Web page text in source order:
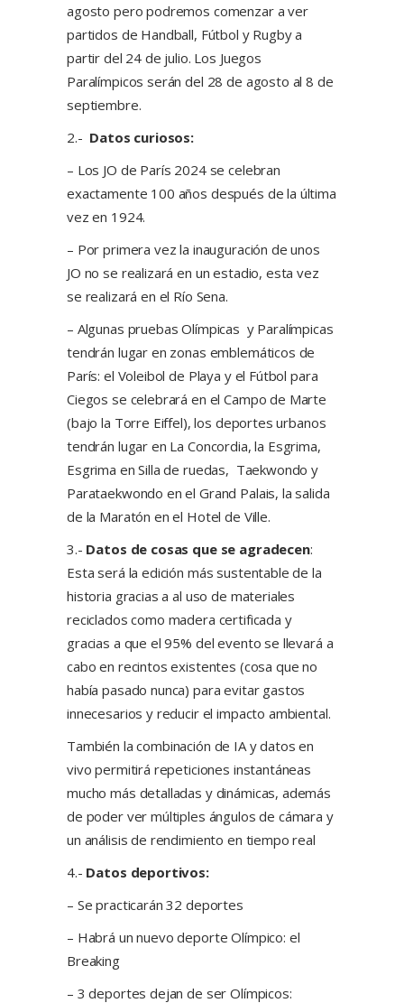
agosto pero podremos comenzar a ver
partidos de Handball, Fútbol y Rugby a
partir del 24 de julio. Los Juegos
Paralímpicos serán del 28 de agosto al 8 de
septiembre.
2.- Datos curiosos:
– Los JO de París 2024 se celebran
exactamente 100 años después de la última
vez en 1924.
– Por primera vez la inauguración de unos
JO no se realizará en un estadio, esta vez
se realizará en el Río Sena.
– Algunas pruebas Olímpicas y Paralímpicas
tendrán lugar en zonas emblemáticos de
París: el Voleibol de Playa y el Fútbol para
Ciegos se celebrará en el Campo de Marte
(bajo la Torre Eiffel), los deportes urbanos
tendrán lugar en La Concordia, la Esgrima,
Esgrima en Silla de ruedas, Taekwondo y
Parataekwondo en el Grand Palais, la salida
de la Maratón en el Hotel de Ville.
3.- Datos de cosas que se agradecen:
Esta será la edición más sustentable de la
historia gracias a al uso de materiales
reciclados como madera certificada y
gracias a que el 95% del evento se llevará a
cabo en recintos existentes (cosa que no
había pasado nunca) para evitar gastos
innecesarios y reducir el impacto ambiental.
También la combinación de IA y datos en
vivo permitirá repeticiones instantáneas
mucho más detalladas y dinámicas, además
de poder ver múltiples ángulos de cámara y
un análisis de rendimiento en tiempo real
4.- Datos deportivos:
– Se practicarán 32 deportes
– Habrá un nuevo deporte Olímpico: el
Breaking
– 3 deportes dejan de ser Olímpicos: